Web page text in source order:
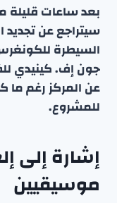
بعد ساعات قليلة
سيتراجع عن تجديد
السيطرة
جون إف. كينيدي
عن المركز رغم
للمشروع.
إشارة إلى
موسيقيين